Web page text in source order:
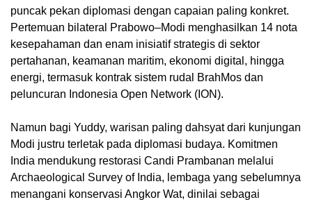
puncak pekan diplomasi dengan capaian paling konkret.
Pertemuan bilateral Prabowo–Modi menghasilkan 14 nota
kesepahaman dan enam inisiatif strategis di sektor
pertahanan, keamanan maritim, ekonomi digital, hingga
energi, termasuk kontrak sistem rudal BrahMos dan
peluncuran Indonesia Open Network (ION).
Namun bagi Yuddy, warisan paling dahsyat dari kunjungan
Modi justru terletak pada diplomasi budaya. Komitmen
India mendukung restorasi Candi Prambanan melalui
Archaeological Survey of India, lembaga yang sebelumnya
menangani konservasi Angkor Wat, dinilai sebagai